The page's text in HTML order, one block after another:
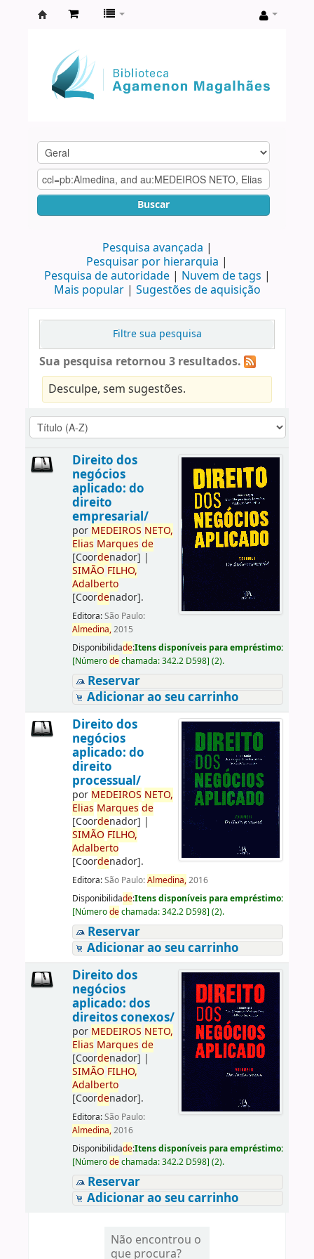
Agamenon
Magalhães
Buscar
Pesquisa avançada
Pesquisar por hierarquia
Pesquisa de autoridade
Nuvem de tags
Mais popular
Sugestões de aquisição
Filtre sua pesquisa
Sua pesquisa retornou 3 resultados.
Desculpe, sem sugestões.
Direito dos
negócios
aplicado: do
direito
empresarial/
por MEDEIROS NETO,
Elias Marques de
[Coordenador] |
SIMÃO FILHO,
Adalberto
[Coordenador].
Editora:São Paulo:
Almedina,2015
Disponibilidade:Itens disponíveis para empréstimo:
[Númerodechamada:342.2 D598] (2).
Reservar
Adicionar ao seu carrinho
Direito dos
negócios
aplicado: do
direito
processual/
por MEDEIROS NETO,
Elias Marques de
[Coordenador] |
SIMÃO FILHO,
Adalberto
[Coordenador].
Editora:São Paulo:Almedina,2016
Disponibilidade:Itens disponíveis para empréstimo:
[Númerodechamada:342.2 D598] (2).
Reservar
Adicionar ao seu carrinho
Direito dos
negócios
aplicado: dos
direitos conexos/
por MEDEIROS NETO,
Elias Marques de
[Coordenador] |
SIMÃO FILHO,
Adalberto
[Coordenador].
Editora:São Paulo:
Almedina,2016
Disponibilidade:Itens disponíveis para empréstimo:
[Númerodechamada:342.2 D598] (2).
Reservar
Adicionar ao seu carrinho
Não encontrou o
que procura?